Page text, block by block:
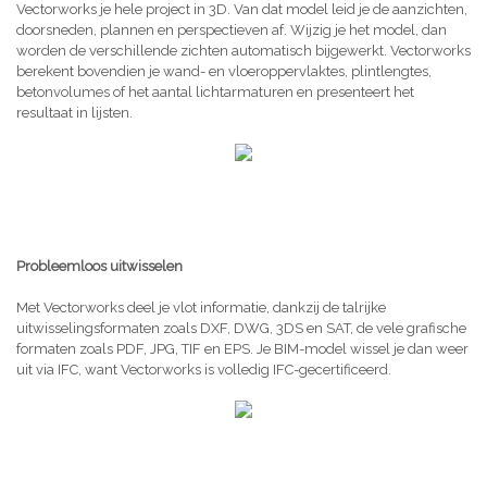
Vectorworks je hele project in 3D. Van dat model leid je de aanzichten,
doorsneden, plannen en perspectieven af. Wijzig je het model, dan
worden de verschillende zichten automatisch bijgewerkt. Vectorworks
berekent bovendien je wand- en vloeroppervlaktes, plintlengtes,
betonvolumes of het aantal lichtarmaturen en presenteert het
resultaat in lijsten.
Probleemloos uitwisselen
Met Vectorworks deel je vlot informatie, dankzij de talrijke
uitwisselingsformaten zoals DXF, DWG, 3DS en SAT, de vele grafische
formaten zoals PDF, JPG, TIF en EPS. Je BIM-model wissel je dan weer
uit via IFC, want Vectorworks is volledig IFC-gecertificeerd.